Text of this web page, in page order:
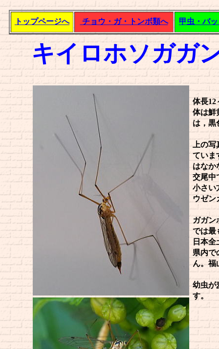
トップページへ チョウ・ガ・トンボ類へ 甲虫・バ
キイロホソガガ
体長12
体は鮮
は，黒
上の
ていま
はなか
交尾中
小さい
ウゼン
ガガン
では最
日本
県内で
ん。福
幼虫が
す。